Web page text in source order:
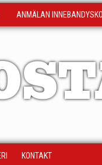
ANMÄLAN
KONTAKT